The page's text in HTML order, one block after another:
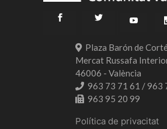
Plaza Barón de
Mercat Russafa
46006 - València
963 73 71 61 / 963
963 95 20 99
Política de privacitat